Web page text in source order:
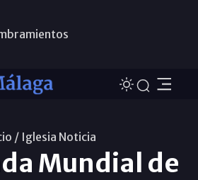
/ Iglesia Noticia
Mundial de